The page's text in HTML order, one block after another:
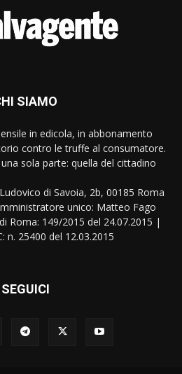
SIAMO
in edicola, in abbonamento
contro le truffe al consumatore.
sola parte: quella del cittadino
di Savoia, 2b, 00185 Roma
unico: Matteo Fago
Roma: 149/2015 del 24.07.2015 |
n. 25400 del 12.03.2015
SEGUICI